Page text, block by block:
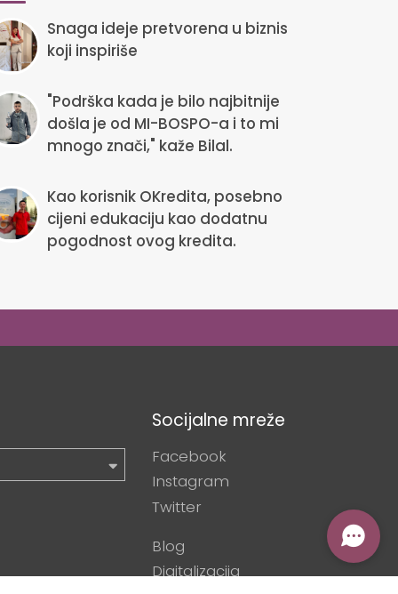
Snaga ideje pretvorena u biznis
koji inspiriše
"Podrška kada je bilo najbitnije
došla je od MI-BOSPO-a i to mi
mnogo znači," kaže Bilal.
Kao korisnik OKredita, posebno
cijeni edukaciju kao dodatnu
pogodnost ovog kredita.
Socijalne mreže
Facebook
Instagram
Twitter
Blog
Digitalizacija